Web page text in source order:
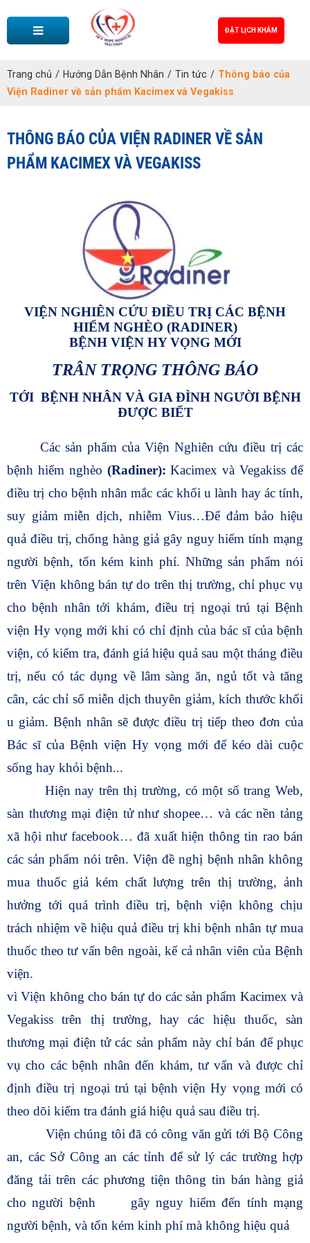
ĐẶT LỊCH KHÁM
Trang chủ / Hướng Dẫn Bệnh Nhân / Tin tức / Thông báo của
Viện Radiner về sản phẩm Kacimex và Vegakiss
THÔNG BÁO CỦA VIỆN RADINER VỀ SẢN
PHẨM KACIMEX VÀ VEGAKISS
VIỆN NGHIÊN CỨU ĐIỀU TRỊ CÁC BỆNH
HIỂM NGHÈO (RADINER)
BỆNH VIỆN HY VỌNG MỚI
TRÂN TRỌNG THÔNG BÁO
TỚI BỆNH NHÂN VÀ GIA ĐÌNH NGƯỜI BỆNH
ĐƯỢC BIẾT
Các sản phẩm của Viện Nghiên cứu điều trị các
bệnh hiểm nghèo (Radiner): Kacimex và Vegakiss để
điều trị cho bệnh nhân mắc các khối u lành hay ác tính,
suy giảm miễn dịch, nhiễm Vius…Để đảm bảo hiệu
quả điều trị, chống hàng giả gây nguy hiểm tính mạng
người bệnh, tốn kém kinh phí. Những sản phẩm nói
trên Viện không bán tự do trên thị trường, chỉ phục vụ
cho bệnh nhân tới khám, điều trị ngoại trú tại Bệnh
viện Hy vọng mới khi có chỉ định của bác sĩ của bệnh
viện, có kiểm tra, đánh giá hiệu quả sau một tháng điều
trị, nếu có tác dụng về lâm sàng ăn, ngủ tốt và tăng
cân, các chỉ số miễn dịch thuyên giảm, kích thước khối
u giảm. Bệnh nhân sẽ được điều trị tiếp theo đơn của
Bác sĩ của Bệnh viện Hy vọng mới để kéo dài cuộc
sống hay khỏi bệnh...
Hiện nay trên thị trường, có một số trang Web,
sàn thương mại điện tử như shopee… và các nền tảng
xã hội như facebook… đã xuất hiện thông tin rao bán
các sản phẩm nói trên. Viện đề nghị bệnh nhân không
mua thuốc giả kém chất lượng trên thị trường, ảnh
hưởng tới quá trình điều trị, bệnh viện không chịu
trách nhiệm về hiệu quả điều trị khi bệnh nhân tự mua
thuốc theo tư vấn bên ngoài, kể cả nhân viên của Bệnh
viện.
vì Viện không cho bán tự do các sản phẩm Kacimex và
Vegakiss trên thị trường, hay các hiệu thuốc, sàn
thương mại điện tử các sản phẩm này chỉ bán để phục
vụ cho các bệnh nhân đến khám, tư vấn và được chỉ
định điều trị ngoại trú tại bệnh viện Hy vọng mới có
theo dõi kiểm tra đánh giá hiệu quả sau điều trị.
Viện chúng tôi đã có công văn gửi tới Bộ Công
an, các Sở Công an các tỉnh để sử lý các trường hợp
đăng tải trên các phương tiện thông tin bán hàng giả
cho người bệnh
gây nguy hiểm đến tính mạng
người bệnh, và tốn kém kinh phí mà không hiệu quả